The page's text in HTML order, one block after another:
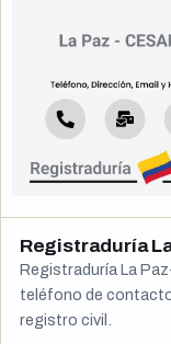
Registraduría
Registraduría La
teléfono de
registro civil.